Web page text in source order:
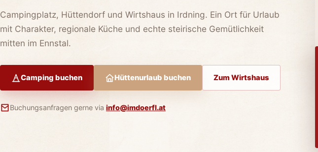
Campingplatz, Hüttendorf und Wirtshaus in Irdning. Ein Ort für Urlaub
mit Charakter, regionale Küche und echte steirische Gemütlichkeit
mitten im Ennstal.
Camping buchen Hüttenurlaub buchen Zum Wirtshaus
Buchungsanfragen gerne via info@imdoerfl.at